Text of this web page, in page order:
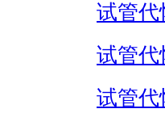
试管代
试管代
试管代